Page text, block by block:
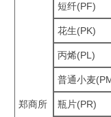
郑商所
短纤(PF)
花生(PK)
丙烯(PL)
普通小麦
瓶片(PR)